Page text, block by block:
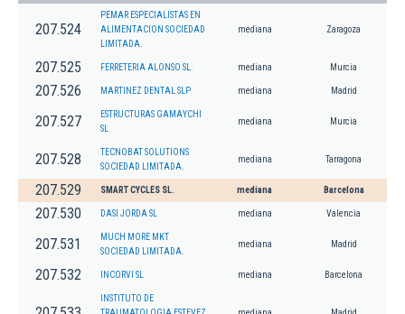
207.524
PEMAR ESPECIALISTAS EN
ALIMENTACION SOCIEDAD
LIMITADA.
mediana Zaragoza
207.525 FERRETERIA ALONSO SL. mediana Murcia
207.526 MARTINEZ DENTAL SLP mediana Madrid
207.527
ESTRUCTURAS GAMAYCHI
SL
mediana Murcia
207.528
TECNOBAT SOLUTIONS
SOCIEDAD LIMITADA.
mediana Tarragona
207.529 SMART CYCLES SL. mediana Barcelona
207.530 DASI JORDA SL mediana Valencia
207.531
MUCH MORE MKT
SOCIEDAD LIMITADA.
mediana Madrid
207.532 INCORVI SL mediana Barcelona
INSTITUTO DE